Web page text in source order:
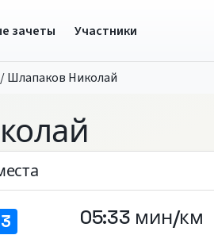
зачеты Участники
/Шлапаков Николай
05:33 мин/км